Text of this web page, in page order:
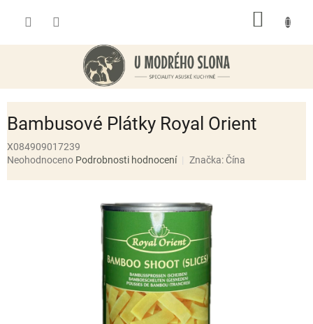
Bambusové Plátky Royal Orient
X084909017239
Průměrné
Neohodnoceno Podrobnosti hodnocení Značka: Čína